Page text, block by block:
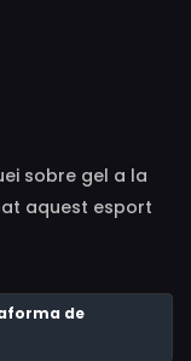
sobre gel a la
aquest esport
que
nacional.
de